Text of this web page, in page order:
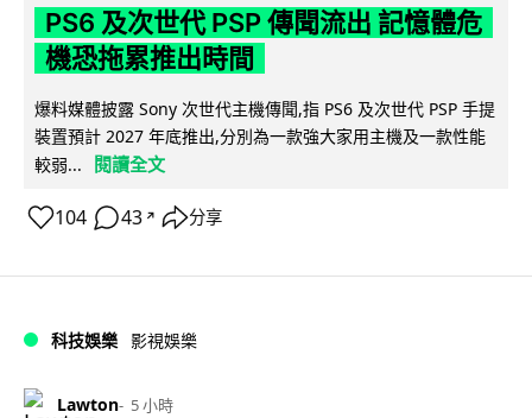
PS6 及次世代 PSP 傳聞流出 記憶體危
機恐拖累推出時間
爆料媒體披露 Sony 次世代主機傳聞,指 PS6 及次世代 PSP 手提
裝置預計 2027 年底推出,分別為一款強大家用主機及一款性能
較弱...
閱讀全文
104 43 ↗ 分享
科技娛樂 影視娛樂
Lawton 5 小時